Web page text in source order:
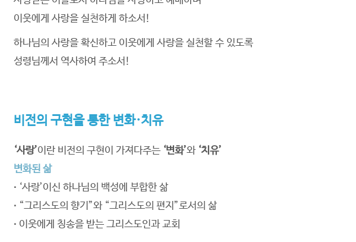
이웃에게 사랑을 실천하게 하소서!
하나님의 사랑을 확신하고 이웃에게 사랑을 실천할 수 있도록
성령님께서 역사하여 주소서!
비전의 구현을 통한 변화·치유
‘사랑’이란 비전의 구현이 가져다주는 ‘변화’와 ‘치유’
변화된 삶
∙ ‘사랑’이신 하나님의 백성에 부합한 삶
∙ “그리스도의 향기”와 “그리스도의 편지”로서의 삶
∙ 이웃에게 칭송을 받는 그리스도인과 교회